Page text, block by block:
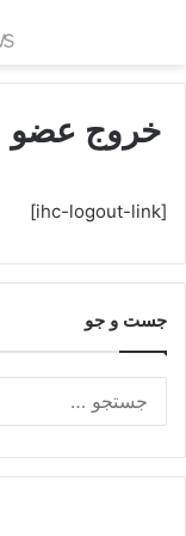
خروج عضو
[ihc-logout-link]
جست و جو